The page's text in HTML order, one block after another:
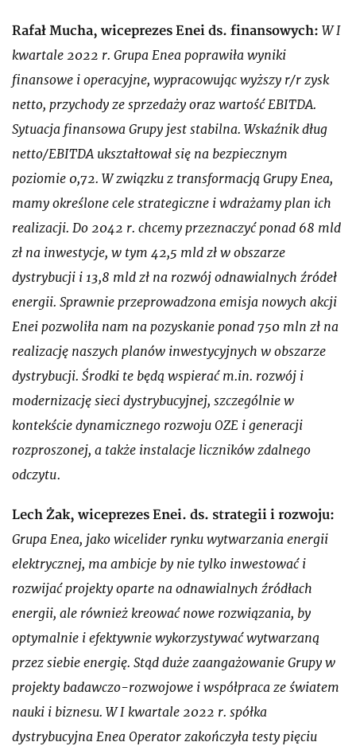
Rafał Mucha, wiceprezes Enei ds. finansowych: W I
kwartale 2022 r. Grupa Enea poprawiła wyniki
finansowe i operacyjne, wypracowując wyższy r/r zysk
netto, przychody ze sprzedaży oraz wartość EBITDA.
Sytuacja finansowa Grupy jest stabilna. Wskaźnik dług
netto/EBITDA ukształtował się na bezpiecznym
poziomie 0,72. W związku z transformacją Grupy Enea,
mamy określone cele strategiczne i wdrażamy plan ich
realizacji. Do 2042 r. chcemy przeznaczyć ponad 68 mld
zł na inwestycje, w tym 42,5 mld zł w obszarze
dystrybucji i 13,8 mld zł na rozwój odnawialnych źródeł
energii. Sprawnie przeprowadzona emisja nowych akcji
Enei pozwoliła nam na pozyskanie ponad 750 mln zł na
realizację naszych planów inwestycyjnych w obszarze
dystrybucji. Środki te będą wspierać m.in. rozwój i
modernizację sieci dystrybucyjnej, szczególnie w
kontekście dynamicznego rozwoju OZE i generacji
rozproszonej, a także instalacje liczników zdalnego
odczytu.
Lech Żak, wiceprezes Enei. ds. strategii i rozwoju:
Grupa Enea, jako wicelider rynku wytwarzania energii
elektrycznej, ma ambicje by nie tylko inwestować i
rozwijać projekty oparte na odnawialnych źródłach
energii, ale również kreować nowe rozwiązania, by
optymalnie i efektywnie wykorzystywać wytwarzaną
przez siebie energię. Stąd duże zaangażowanie Grupy w
projekty badawczo-rozwojowe i współpraca ze światem
nauki i biznesu. W I kwartale 2022 r. spółka
dystrybucyjna Enea Operator zakończyła testy pięciu